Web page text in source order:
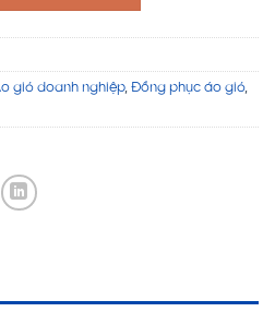
gió doanh nghiệp, Đồng phục áo gió,